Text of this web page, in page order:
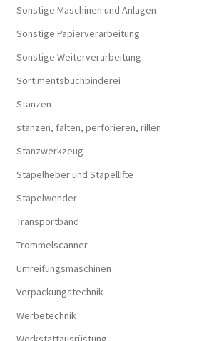
Sonstige Maschinen und Anlagen
Sonstige Papierverarbeitung
Sonstige Weiterverarbeitung
Sortimentsbuchbinderei
Stanzen
stanzen, falten, perforieren, rillen
Stanzwerkzeug
Stapelheber und Stapellifte
Stapelwender
Transportband
Trommelscanner
Umreifungsmaschinen
Verpackungstechnik
Werbetechnik